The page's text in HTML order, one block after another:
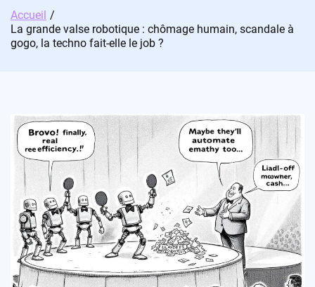
Accueil
La grande valse robotique : chômage humain, scandale à
gogo, la techno fait-elle le job ?